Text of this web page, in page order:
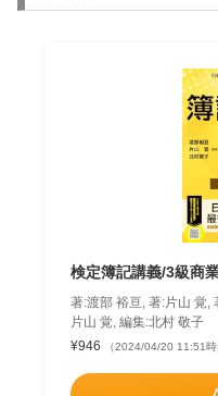
検定簿記講義/3級商
著:渡部 裕亘, 著:片山 覚,
片山 覚, 編集:北村 敬子
¥946
（2024/04/20 11:51